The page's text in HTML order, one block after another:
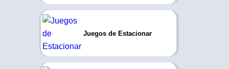
Juegos de Estacionar